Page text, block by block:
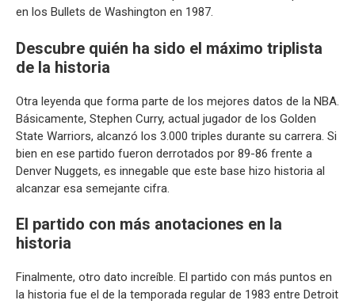
en los Bullets de Washington en 1987.
Descubre quién ha sido el máximo triplista
de la historia
Otra leyenda que forma parte de los mejores datos de la NBA.
Básicamente, Stephen Curry, actual jugador de los Golden
State Warriors, alcanzó los 3.000 triples durante su carrera. Si
bien en ese partido fueron derrotados por 89-86 frente a
Denver Nuggets, es innegable que este base hizo historia al
alcanzar esa semejante cifra.
El partido con más anotaciones en la
historia
Finalmente, otro dato increíble. El partido con más puntos en
la historia fue el de la temporada regular de 1983 entre Detroit